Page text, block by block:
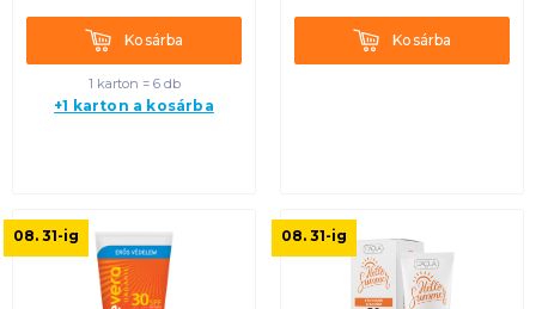
KosárbaKosárba
1 karton = 6 db
+1 karton a kosárba
KosárbaKosárba
08. 31-ig 08. 31-ig